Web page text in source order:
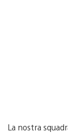
La nostra